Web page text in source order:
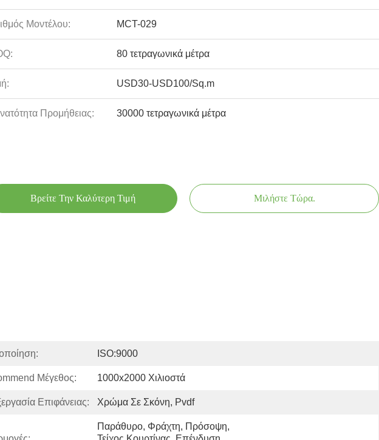
Μοντέλου: MCT-029
80 τετραγωνικά μέτρα
USD30-USD100/Sq.m
Προμήθειας: 30000 τετραγωνικά μέτρα
Βρείτε Την Καλύτερη Τιμή Μιλήστε Τώρα.
ISO:9000
Μέγεθος: 1000x2000 Χιλιοστά
Επιφάνειας: Χρώμα Σε Σκόνη, Pvdf
Παράθυρο, Φράχτη, Πρόσοψη,